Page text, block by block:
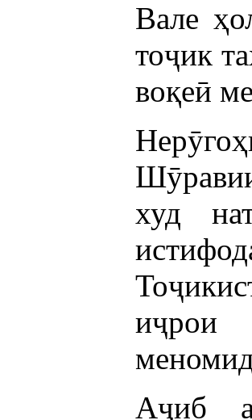
Вале
тоҷик
воқеӣ
худ
иҷрои
Аҷиб